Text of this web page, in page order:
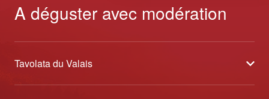
A déguster avec modération
Tavolata du Valais
À propos